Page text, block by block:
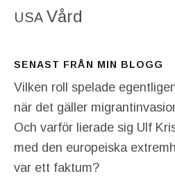
USA Vård
SENAST FRÅN MIN BLOGG
Vilken roll spelade
när det gäller
Och varför lierade sig Ulf
med den europeiska
var ett faktum?